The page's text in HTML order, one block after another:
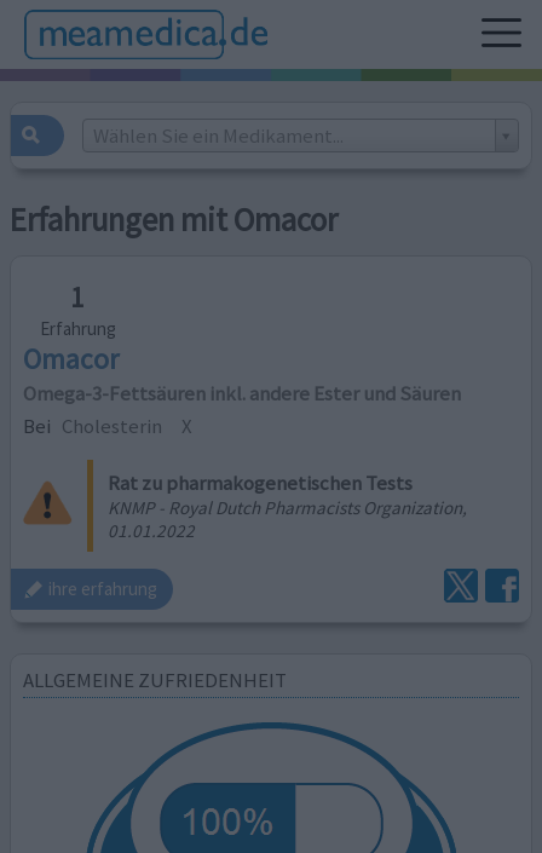
Wählen Sie ein Medikament...
Erfahrungen mit Omacor
1
Erfahrung
Omacor
Omega-3-Fettsäuren inkl. andere Ester und Säuren
Bei Cholesterin X
Rat zu pharmakogenetischen Tests
KNMP - Royal Dutch Pharmacists Organization,
01.01.2022
ihre erfahrung
ALLGEMEINE ZUFRIEDENHEIT